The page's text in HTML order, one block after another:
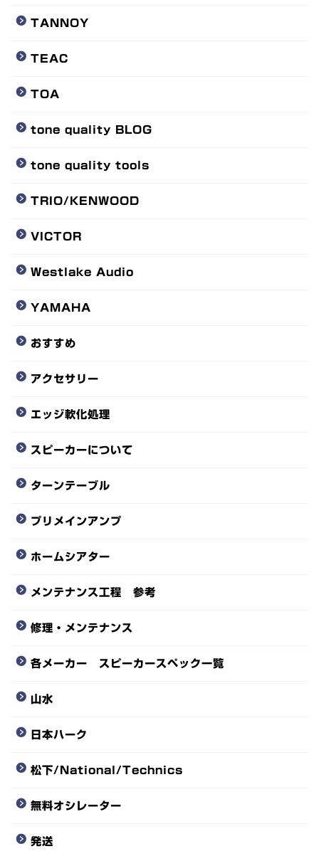
TANNOY
TEAC
TOA
tone quality BLOG
tone quality tools
TRIO/KENWOOD
VICTOR
Westlake Audio
YAMAHA
おすすめ
アクセサリー
エッジ軟化処理
スピーカーについて
ターンテーブル
プリメインアンプ
ホームシアター
メンテナンス工程 参考
修理・メンテナンス
各メーカー スピーカースペック一覧
山水
日本ハーク
松下/National/Technics
無料オシレーター
発送